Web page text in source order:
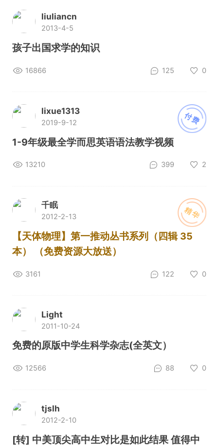
liuliancn
2013-4-5
孩子出国求学的知识
16866 125 0
付费
lixue1313
2019-9-12
1-9年级最全学而思英语语法教学视频
13210 399 2
精华
千眠
2012-2-13
【天体物理】第一推动丛书系列（四辑 35
本） （免费资源大放送）
3161 122 0
Light
2011-10-24
免费的原版中学生科学杂志(全英文）
12566 88 0
tjslh
2012-2-10
[转] 中美顶尖高中生对比是如此结果 值得中